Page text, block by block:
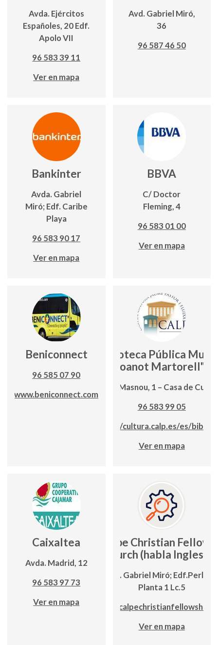
Avda. Ejércitos
Españoles, 20 Edf.
Apolo VII
96 583 39 11
Ver en mapa
Avd. Gabriel Miró,
36
96 587 46 50
Bankinter
Avda. Gabriel
Miró; Edf. Caribe
Playa
96 583 90 17
Ver en mapa
BBVA
C/ Doctor
Fleming, 4
96 583 01 00
Ver en mapa
Beniconnect
96 585 07 90
www.beniconnect.com
Biblioteca Pública
"Joanot Martorell"
Avd. Masnou, 1 – Casa de
96 583 99 05
https://cultura.calp.es/es/
Ver en mapa
Caixaltea
Avda. Madrid, 12
96 583 97 73
Ver en mapa
Calpe Christian
Church (habla Inglesa)
Avda. Gabriel Miró;
Planta 1 Lc.5
Ver en mapa